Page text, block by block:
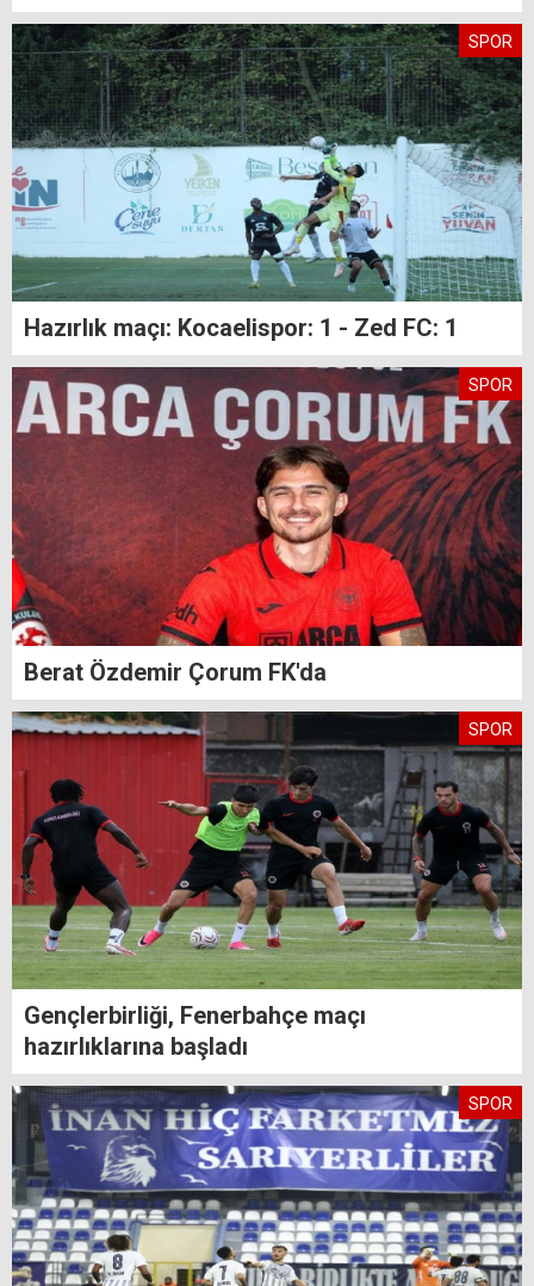
SPOR
Hazırlık maçı: Kocaelispor: 1 - Zed FC: 1
SPOR
Berat Özdemir Çorum FK'da
SPOR
Gençlerbirliği, Fenerbahçe maçı
hazırlıklarına başladı
SPOR